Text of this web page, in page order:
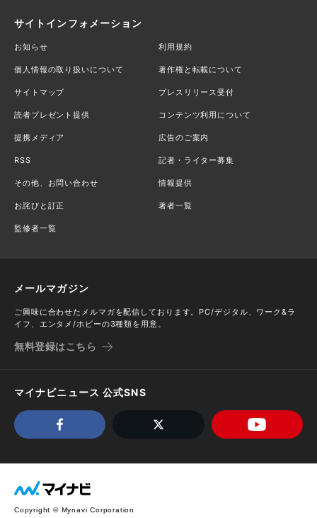
サイトインフォメーション
お知らせ 利用規約
個人情報の取り扱いについて 著作権と転載について
サイトマップ プレスリリース受付
読者プレゼント提供 コンテンツ利用について
提携メディア 広告のご案内
RSS 記者・ライター募集
その他、お問い合わせ 情報提供
お詫びと訂正 著者一覧
監修者一覧
メールマガジン
ご興味に合わせたメルマガを配信しております。PC/デジタル、ワーク&ラ
イフ、エンタメ/ホビーの3種類を用意。
無料登録はこちら
マイナビニュース 公式SNS
Copyright © Mynavi Corporation